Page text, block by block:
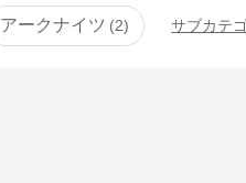
アークナイツ 2 サブカテ